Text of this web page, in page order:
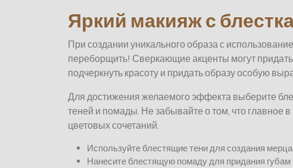
Яркий макияж с
При создании уникального образа с
переборщить! Сверкающие акценты могут
подчеркнуть красоту и придать образу особую
Для достижения желаемого эффекта выберите
теней и помады. Не забывайте о том, что главное
цветовых сочетаний.
Используйте блестящие тени для создания
Нанесите блестящую помаду для придания губам